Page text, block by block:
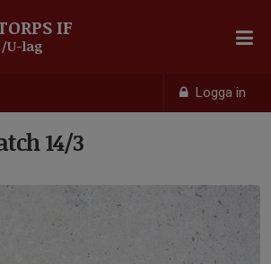
Logga in
IF
U-lag
14/3